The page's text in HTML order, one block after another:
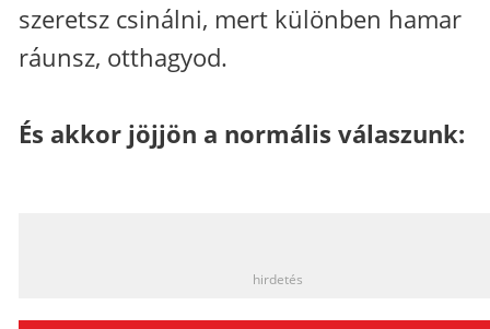
szeretsz csinálni, mert különben hamar
ráunsz, otthagyod.
És akkor jöjjön a normális válaszunk:
hirdetés